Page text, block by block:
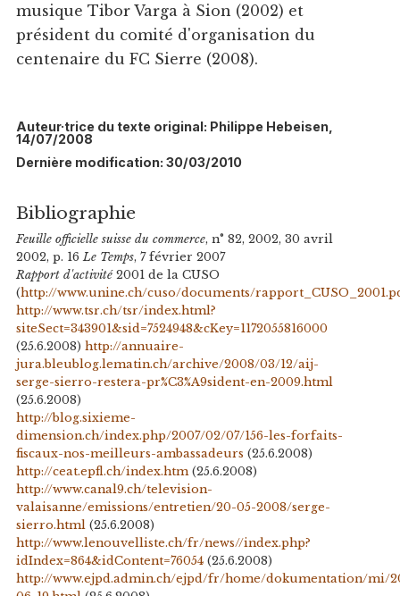
musique Tibor Varga à Sion (2002) et
président du comité d'organisation du
centenaire du FC Sierre (2008).
Auteur·trice du texte original: Philippe Hebeisen,
14/07/2008
Dernière modification: 30/03/2010
Bibliographie
Feuille officielle suisse du commerce, n° 82, 2002, 30 avril
2002, p. 16Le Temps, 7 février 2007
Rapport d'activité2001 de la CUSO
(http://www.unine.ch/cuso/documents/
http://www.tsr.ch/tsr/index.html?
siteSect=343901&sid=7524948&cKey=1172055816000
(25.6.2008) http://annuaire-
jura.bleublog.lematin.ch/archive/2008/03/12/aij-
serge-sierro-restera-pr%C3%A9sident-en-2009.html
(25.6.2008)
http://blog.sixieme-
dimension.ch/index.php/2007/02/07/156-les-forfaits-
fiscaux-nos-meilleurs-ambassadeurs (25.6.2008)
http://ceat.epfl.ch/index.htm(25.6.2008)
http://www.canal9.ch/television-
valaisanne/emissions/entretien/20-05-2008/serge-
sierro.html(25.6.2008)
http://www.lenouvelliste.ch/fr/news//index.php?
idIndex=864&idContent=76054(25.6.2008)
http://www.ejpd.admin.ch/ejpd/fr/home/dokumentation/mi/